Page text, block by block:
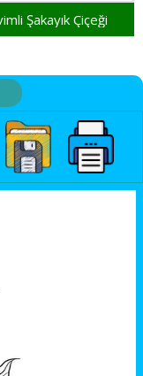
Şakayık Çiçeği